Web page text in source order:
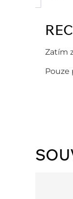
Zatím
Pouze